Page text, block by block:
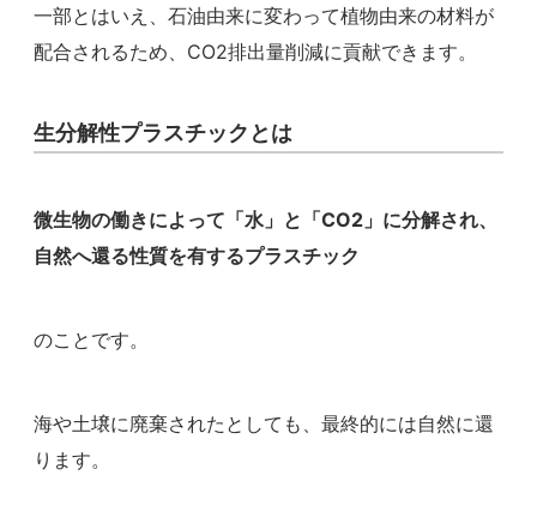
一部とはいえ、石油由来に変わって植物由来の材料が
配合されるため、CO2排出量削減に貢献できます。
生分解性プラスチックとは
微生物の働きによって「水」と「CO2」に分解され、
自然へ還る性質を有するプラスチック
のことです。
海や土壌に廃棄されたとしても、最終的には自然に還
ります。